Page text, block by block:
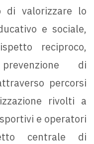
di valorizzare lo
e sociale,
reciproco,
di
percorsi
rivolti a
e operatori
centrale di